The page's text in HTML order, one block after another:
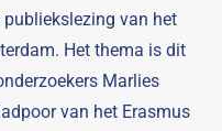
van het
Het thema is dit
Marlies
van het Erasmus